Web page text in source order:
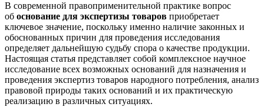
В современной правоприменительной практике вопрос
об основание для экспертизы товаров приобретает
ключевое значение, поскольку именно наличие законных и
обоснованных причин для проведения исследования
определяет дальнейшую судьбу спора о качестве продукции.
Настоящая статья представляет собой комплексное научное
исследование всех возможных оснований для назначения и
проведения экспертиз товаров народного потребления, анализ
правовой природы таких оснований и их практическую
реализацию в различных ситуациях.